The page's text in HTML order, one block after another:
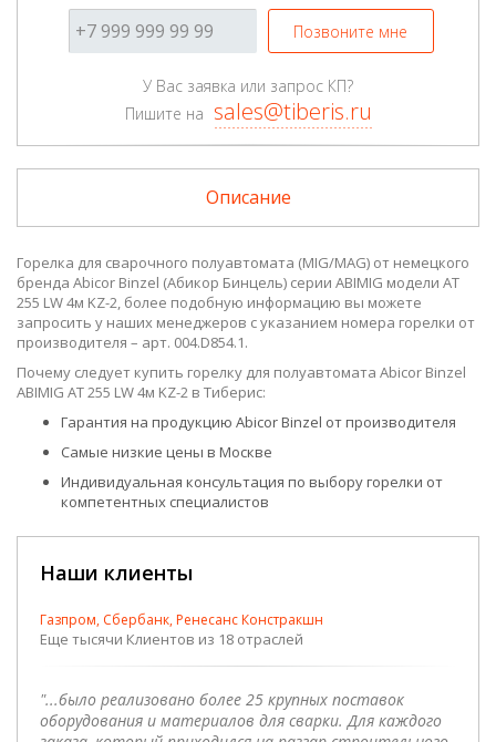
Позвоните мне
У Вас заявка или запрос КП?
Пишите на sales@tiberis.ru
Описание
Горелка для сварочного полуавтомата (MIG/MAG) от немецкого
бренда Abicor Binzel (Абикор Бинцель) серии ABIMIG модели AT
255 LW 4м KZ-2, более подобную информацию вы можете
запросить у наших менеджеров с указанием номера горелки от
производителя – арт. 004.D854.1.
Почему следует купить горелку для полуавтомата Abicor Binzel
ABIMIG AT 255 LW 4м KZ-2 в Тиберис:
Гарантия на продукцию Abicor Binzel от производителя
Самые низкие цены в Москве
Индивидуальная консультация по выбору горелки от
компетентных специалистов
Наши клиенты
Газпром, Сбербанк, Ренесанс Констракшн
Еще тысячи Клиентов из 18 отраслей
"...было реализовано более 25 крупных поставок
оборудования и материалов для сварки. Для каждого